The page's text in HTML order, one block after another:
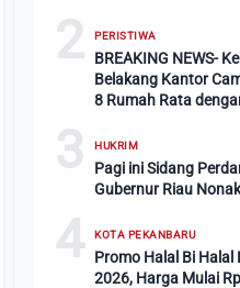
2 PERISTIWA
BREAKING NEWS-
Belakang Kantor
8 Rumah Rata
3 HUKRIM
Pagi ini Sidang
Gubernur Riau
4 KOTA PEKANBARU
Promo Halal Bi
2026, Harga Mulai